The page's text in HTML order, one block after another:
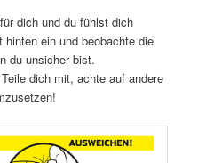
dich und du fühlst dich
ein und beobachte die
du unsicher bist.
dich mit, achte auf andere